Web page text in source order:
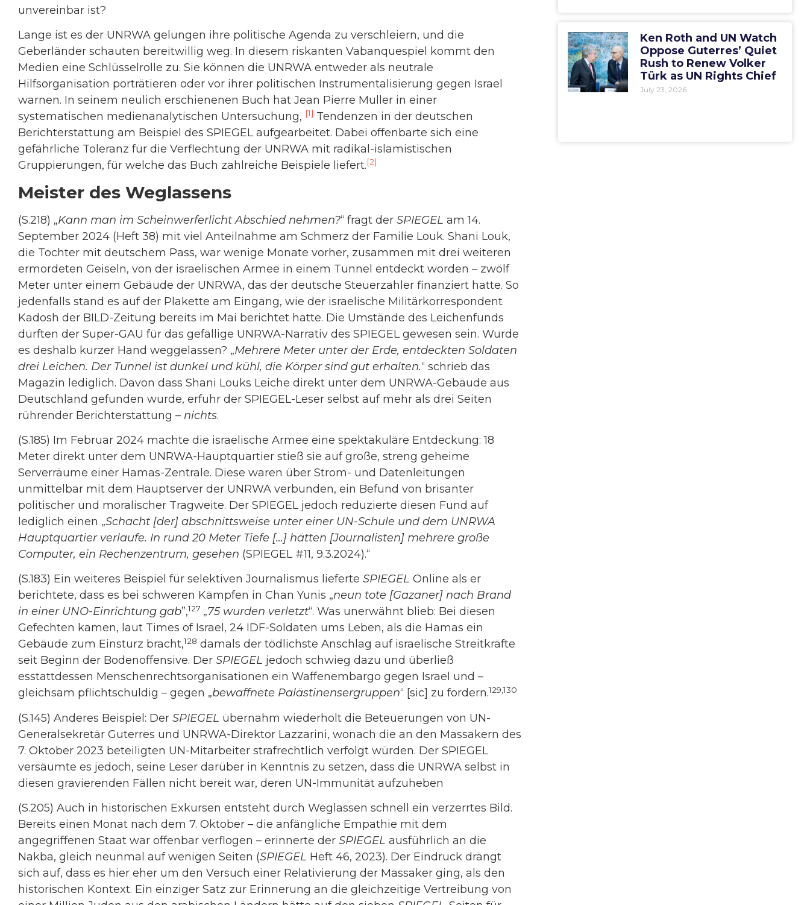
unvereinbar ist?
Lange ist es der UNRWA gelungen ihre politische Agenda zu verschleiern, und die
Geberländer schauten bereitwillig weg. In diesem riskanten Vabanquespiel kommt den
Medien eine Schlüsselrolle zu. Sie können die UNRWA entweder als neutrale
Hilfsorganisation porträtieren oder vor ihrer politischen Instrumentalisierung gegen Israel
warnen. In seinem neulich erschienenen Buch hat Jean Pierre Muller in einer
systematischen medienanalytischen Untersuchung, [1] Tendenzen in der deutschen
Berichterstattung am Beispiel des SPIEGEL aufgearbeitet. Dabei offenbarte sich eine
gefährliche Toleranz für die Verflechtung der UNRWA mit radikal-islamistischen
Gruppierungen, für welche das Buch zahlreiche Beispiele liefert.[2]
Meister des Weglassens
(S.218) „Kann man im Scheinwerferlicht Abschied nehmen?“ fragt der SPIEGEL am 14.
September 2024 (Heft 38) mit viel Anteilnahme am Schmerz der Familie Louk. Shani Louk,
die Tochter mit deutschem Pass, war wenige Monate vorher, zusammen mit drei weiteren
ermordeten Geiseln, von der israelischen Armee in einem Tunnel entdeckt worden – zwölf
Meter unter einem Gebäude der UNRWA, das der deutsche Steuerzahler finanziert hatte. So
jedenfalls stand es auf der Plakette am Eingang, wie der israelische Militärkorrespondent
Kadosh der BILD-Zeitung bereits im Mai berichtet hatte. Die Umstände des Leichenfunds
dürften der Super-GAU für das gefällige UNRWA-Narrativ des SPIEGEL gewesen sein. Wurde
es deshalb kurzer Hand weggelassen? „Mehrere Meter unter der Erde, entdeckten Soldaten
drei Leichen. Der Tunnel ist dunkel und kühl, die Körper sind gut erhalten.“ schrieb das
Magazin lediglich. Davon dass Shani Louks Leiche direkt unter dem UNRWA-Gebäude aus
Deutschland gefunden wurde, erfuhr der SPIEGEL-Leser selbst auf mehr als drei Seiten
rührender Berichterstattung – nichts.
(S.185) Im Februar 2024 machte die israelische Armee eine spektakuläre Entdeckung: 18
Meter direkt unter dem UNRWA-Hauptquartier stieß sie auf große, streng geheime
Serverräume einer Hamas-Zentrale. Diese waren über Strom- und Datenleitungen
unmittelbar mit dem Hauptserver der UNRWA verbunden, ein Befund von brisanter
politischer und moralischer Tragweite. Der SPIEGEL jedoch reduzierte diesen Fund auf
lediglich einen „Schacht [der] abschnittsweise unter einer UN-Schule und dem UNRWA
Hauptquartier verlaufe. In rund 20 Meter Tiefe […] hätten [Journalisten] mehrere große
Computer, ein Rechenzentrum, gesehen (SPIEGEL #11, 9.3.2024).“
(S.183) Ein weiteres Beispiel für selektiven Journalismus lieferte SPIEGEL Online als er
berichtete, dass es bei schweren Kämpfen in Chan Yunis „neun tote [Gazaner] nach Brand
in einer UNO-Einrichtung gab”,127 „75 wurden verletzt“. Was unerwähnt blieb: Bei diesen
Gefechten kamen, laut Times of Israel, 24 IDF-Soldaten ums Leben, als die Hamas ein
Gebäude zum Einsturz bracht,128 damals der tödlichste Anschlag auf israelische Streitkräfte
seit Beginn der Bodenoffensive. Der SPIEGEL jedoch schwieg dazu und überließ
esstattdessen Menschenrechtsorganisationen ein Waffenembargo gegen Israel und –
gleichsam pflichtschuldig – gegen „bewaffnete Palästinensergruppen“ [sic] zu fordern.129,130
(S.145) Anderes Beispiel: Der SPIEGEL übernahm wiederholt die Beteuerungen von UN-
Generalsekretär Guterres und UNRWA-Direktor Lazzarini, wonach die an den Massakern des
7. Oktober 2023 beteiligten UN-Mitarbeiter strafrechtlich verfolgt würden. Der SPIEGEL
versäumte es jedoch, seine Leser darüber in Kenntnis zu setzen, dass die UNRWA selbst in
diesen gravierenden Fällen nicht bereit war, deren UN-Immunität aufzuheben
(S.205) Auch in historischen Exkursen entsteht durch Weglassen schnell ein verzerrtes Bild.
Bereits einen Monat nach dem 7. Oktober – die anfängliche Empathie mit dem
angegriffenen Staat war offenbar verflogen – erinnerte der SPIEGEL ausführlich an die
Nakba, gleich neunmal auf wenigen Seiten (SPIEGEL Heft 46, 2023). Der Eindruck drängt
sich auf, dass es hier eher um den Versuch einer Relativierung der Massaker ging, als den
historischen Kontext. Ein einziger Satz zur Erinnerung an die gleichzeitige Vertreibung von
Ken Roth and UN Watch
Oppose Guterres’ Quiet
Rush to Renew Volker
Türk as UN Rights Chief
July 23, 2026